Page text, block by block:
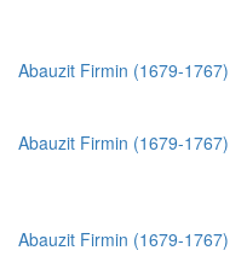
Abauzit Firmin (1679-1767)
Abauzit Firmin (1679-1767)
Abauzit Firmin (1679-1767)